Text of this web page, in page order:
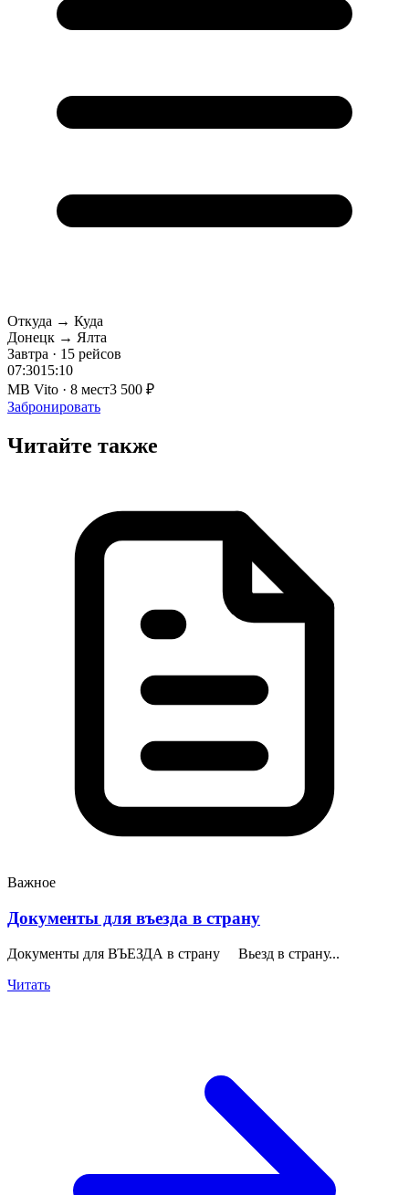
Откуда → Куда
Донецк → Ялта
Завтра · 15 рейсов
07:3015:10
MB Vito · 8 мест3 500 ₽
Забронировать
Читайте также
Важное
Документы для въезда в страну
Документы для ВЪЕЗДА в страну Вьезд в страну...
Читать